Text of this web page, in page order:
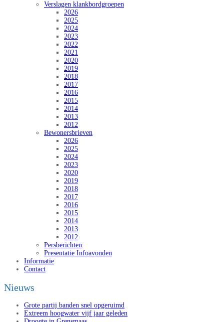
Verslagen klankbordgroepen
2026
2025
2024
2023
2022
2021
2020
2019
2018
2017
2016
2015
2014
2013
2012
Bewonersbrieven
2026
2025
2024
2023
2020
2019
2018
2017
2016
2015
2014
2013
2012
Persberichten
Presentatie Infoavonden
Informatie
Contact
Nieuws
Grote partij banden snel opgeruimd
Extreem hoogwater vijf jaar geleden